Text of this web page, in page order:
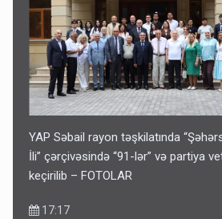
YAP Səbail rayon təşkilatında
İli” çərçivəsində “91-lər” və partiya
keçirilib – FOTOLAR
17:17